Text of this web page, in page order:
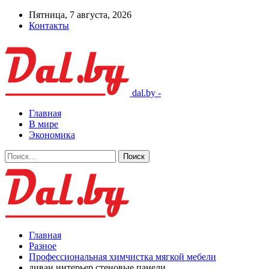
Пятница, 7 августа, 2026
Контакты
dal.by -
Главная
В мире
Экономика
Главная
Разное
Профессиональная химчистка мягкой мебели